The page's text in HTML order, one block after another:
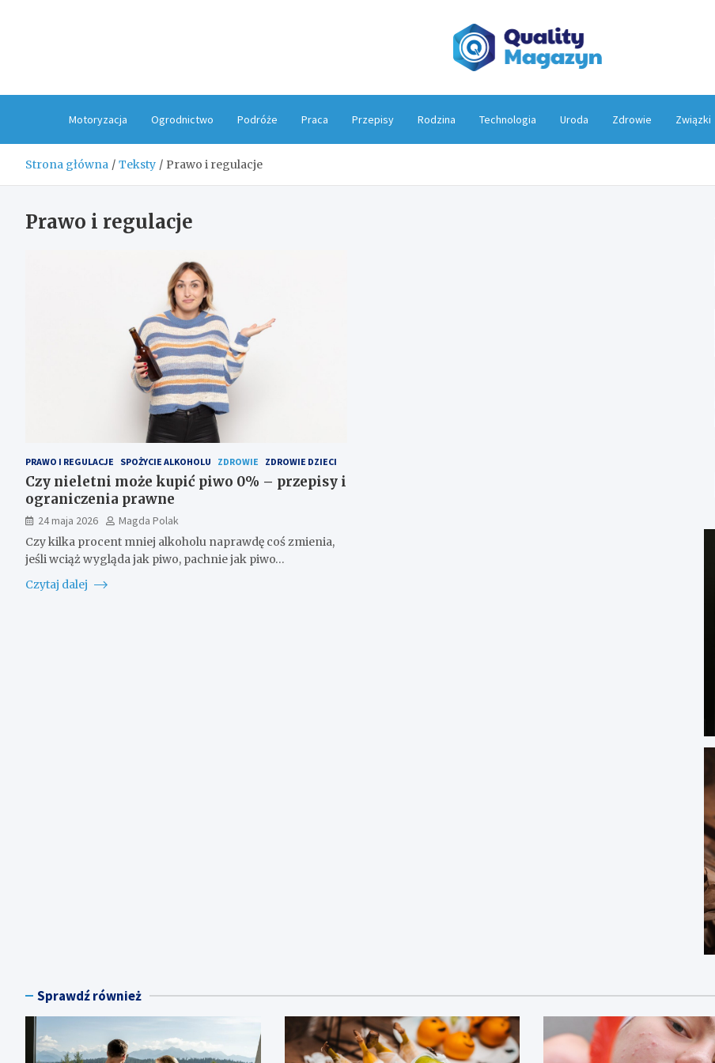
Motoryzacja Ogrodnictwo Podróże Praca Przepisy Rodzina Technologia Uroda Zdrowie Związki
Strona główna Teksty Prawo i regulacje
Prawo i regulacje
PRAWO I REGULACJE SPOŻYCIE ALKOHOLU ZDROWIE ZDROWIE DZIECI
Czy nieletni może kupić piwo 0% – przepisy i
ograniczenia prawne
24 maja 2026
Magda Polak
Czy kilka procent mniej alkoholu naprawdę coś zmienia,
jeśli wciąż wygląda jak piwo, pachnie jak piwo…
Czytaj dalej
Sprawdź również